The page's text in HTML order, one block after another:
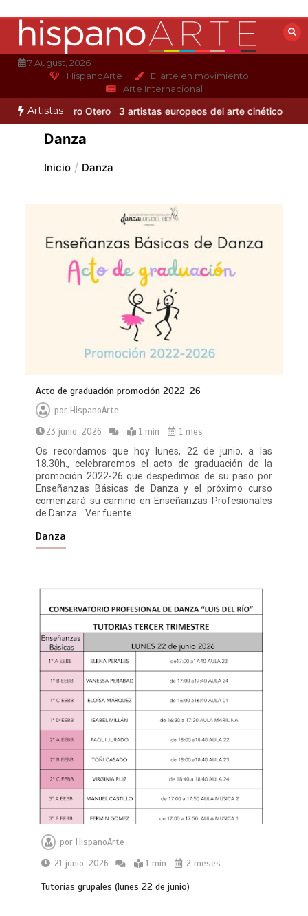
contenido
7 August, 2026
HispanoArte
El arte en movimiento
Arte Internacional
Artistas
de Alejandro Otero 3 artistas europeos del arte cinético Albert
Danza
Inicio Danza
Acto de graduación promoción 2022-26
porHispanoArte
23 junio, 2026
1 min
1 mes
Os recordamos que hoy lunes, 22 de junio, a las
18.30h., celebraremos el acto de graduación de la
promoción 2022-26 que despedimos de su paso por
Enseñanzas Básicas de Danza y el próximo curso
comenzará su camino en Enseñanzas Profesionales
de Danza. Ver fuente
Danza
porHispanoArte
21 junio, 2026
1 min 2 meses
Tutorías grupales (lunes 22 de junio)